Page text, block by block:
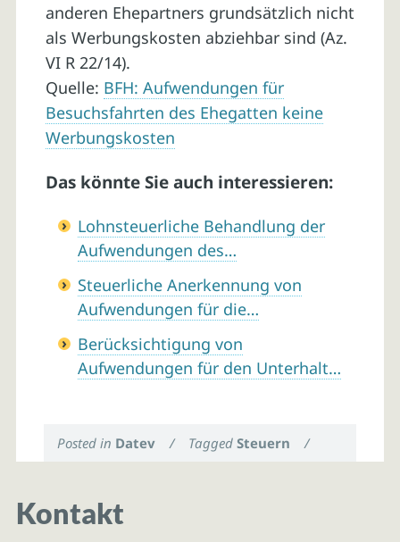
anderen Ehepartners grundsätzlich nicht
als Werbungskosten abziehbar sind (Az.
VI R 22/14).
Quelle: BFH: Aufwendungen für
Besuchsfahrten des Ehegatten keine
Werbungskosten
Das könnte Sie auch interessieren:
Lohnsteuerliche Behandlung der
Aufwendungen des…
Steuerliche Anerkennung von
Aufwendungen für die…
Berücksichtigung von
Aufwendungen für den Unterhalt…
Posted in Datev / TaggedSteuern /
Kontakt